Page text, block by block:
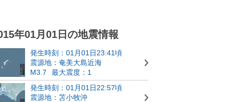
年01月01日の地震情報
発生時刻：01月01日23:41頃
震源地：奄美大島近海
M3.7
最大震度：1
発生時刻：01月01日22:57頃
震源地：苫小牧沖